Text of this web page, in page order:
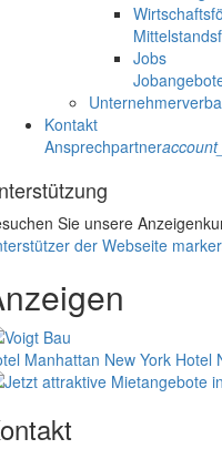
Jobs
Kontakt
Ansprechpartner
Sie unsere
der Webseite
Manhattan New York Hotel